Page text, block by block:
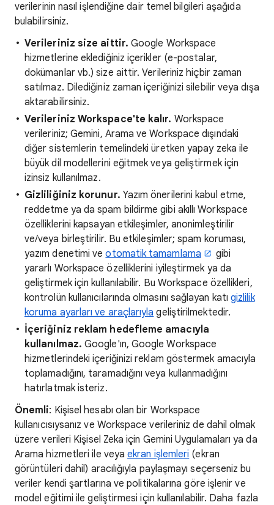
verilerinin nasıl işlendiğine dair temel bilgileri aşağıda
bulabilirsiniz.
Verileriniz size aittir. Google Workspace
hizmetlerine eklediğiniz içerikler (e-postalar,
dokümanlar vb.) size aittir. Verileriniz hiçbir zaman
satılmaz. Dilediğiniz zaman içeriğinizi silebilir veya dışa
aktarabilirsiniz.
Verileriniz Workspace'te kalır. Workspace
verileriniz; Gemini, Arama ve Workspace dışındaki
diğer sistemlerin temelindeki üretken yapay zeka ile
büyük dil modellerini eğitmek veya geliştirmek için
izinsiz kullanılmaz.
Gizliliğiniz korunur. Yazım önerilerini kabul etme,
reddetme ya da spam bildirme gibi akıllı Workspace
özelliklerini kapsayan etkileşimler, anonimleştirilir
ve/veya birleştirilir. Bu etkileşimler; spam koruması,
yazım denetimi veotomatik tamamlama
gibi
yararlı Workspace özelliklerini iyileştirmek ya da
geliştirmek için kullanılabilir. Bu Workspace özellikleri,
kontrolün kullanıcılarında olmasını sağlayan katıgizlilik
koruma ayarları ve araçlarıyla geliştirilmektedir.
İçeriğiniz reklam hedefleme amacıyla
kullanılmaz. Google'ın, Google Workspace
hizmetlerindeki içeriğinizi reklam göstermek amacıyla
toplamadığını, taramadığını veya kullanmadığını
hatırlatmak isteriz.
Önemli: Kişisel hesabı olan bir Workspace
kullanıcısıysanız ve Workspace verileriniz de dahil olmak
üzere verileri Kişisel Zeka için Gemini Uygulamaları ya da
Arama hizmetleri ile veyaekran işlemleri (ekran
görüntüleri dahil) aracılığıyla paylaşmayı seçerseniz bu
veriler kendi şartlarına ve politikalarına göre işlenir ve
model eğitimi ile geliştirmesi için kullanılabilir. Daha fazla